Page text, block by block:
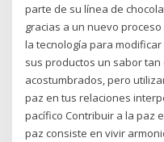
parte de su línea de
gracias a un nuevo
la tecnología para
sus productos un sabor
acostumbrados, pero
paz en tus relaciones
pacífico Contribuir a la paz
paz consiste en vivir